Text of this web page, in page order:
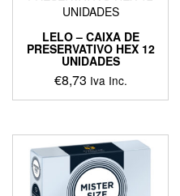
LELO – CAIXA DE
PRESERVATIVO HEX 12
UNIDADES
€8,73 Iva Inc.